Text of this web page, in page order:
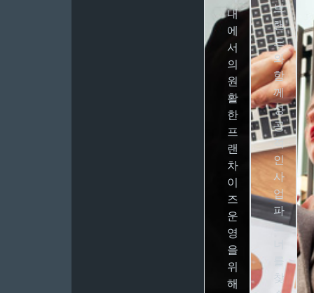
내
에
서
의
원
활
한
프
랜
차
이
즈
운
영
을
위
해
브
랜
드
와
함
께
성
공
적
인
사
업
파
트
찾